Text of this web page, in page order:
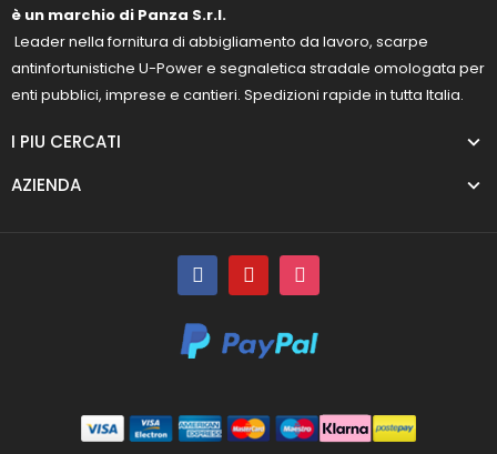
è un marchio di Panza S.r.l.
Leader nella fornitura di abbigliamento da lavoro, scarpe
antinfortunistiche U-Power e segnaletica stradale omologata per
enti pubblici, imprese e cantieri. Spedizioni rapide in tutta Italia.
I PIU CERCATI
AZIENDA